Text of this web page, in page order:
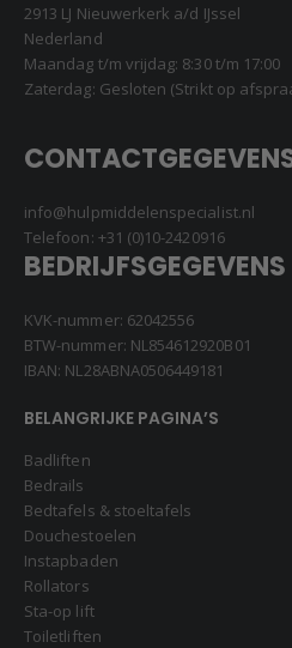
2913 LJ Nieuwerkerk a/d IJssel
Nederland
Maandag t/m vrijdag: 8:30 t/m 17:00
Zaterdag: Gesloten (Strikt op
info@hulpmiddelenspecialist.nl
Telefoon: +31 (0)10-2420916
BEDRIJFSGEGEVENS
KVK-nummer: 62042556
BTW-nummer: NL854612920B01
IBAN: NL28ABNA0506449181
BELANGRIJKE PAGINA’S
Badliften
Bedrails
Bedtafels & stoeltafels
Douchestoelen
Instapbaden
Rollators
Sta-op lift
Toiletliften